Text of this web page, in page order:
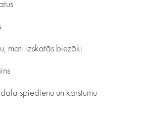
mati izskatās biezāki
spiedienu un karstumu